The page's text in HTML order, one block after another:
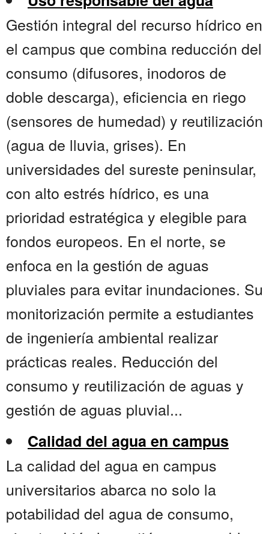
Gestión integral del recurso hídrico en
el campus que combina reducción del
consumo (difusores, inodoros de
doble descarga), eficiencia en riego
(sensores de humedad) y reutilización
(agua de lluvia, grises). En
universidades del sureste peninsular,
con alto estrés hídrico, es una
prioridad estratégica y elegible para
fondos europeos. En el norte, se
enfoca en la gestión de aguas
pluviales para evitar inundaciones. Su
monitorización permite a estudiantes
de ingeniería ambiental realizar
prácticas reales. Reducción del
consumo y reutilización de aguas y
gestión de aguas pluvial...
Calidad del agua en campus
La calidad del agua en campus
universitarios abarca no solo la
potabilidad del agua de consumo,